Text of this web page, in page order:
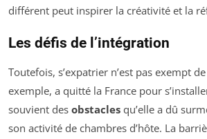
différent peut inspirer la créativité et la
Les défis de l’intégration
Toutefois, s’expatrier n’est pas exempt
exemple, a quitté la France pour
souvient des obstacles qu’elle a dû
son activité de chambres d’hôte. La